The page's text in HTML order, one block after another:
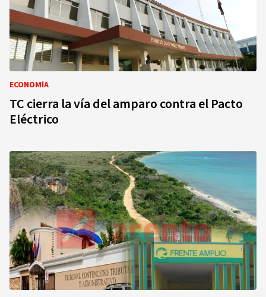
ECONOMÍA
TC cierra la vía del amparo contra el Pacto
Eléctrico